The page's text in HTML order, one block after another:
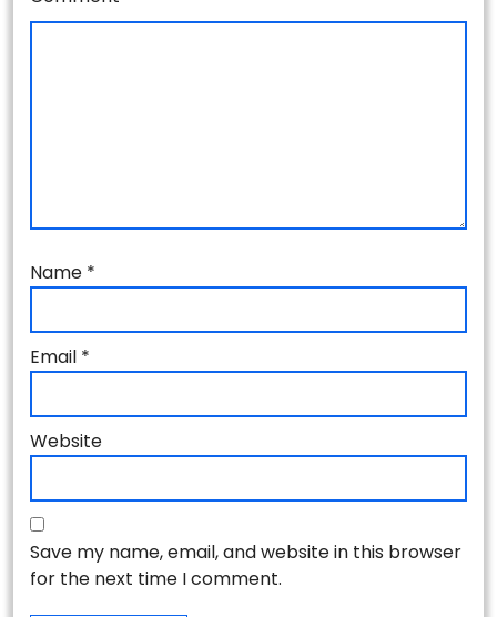
Name *
Email *
Website
Save my name, email, and website in this browser
for the next time I comment.